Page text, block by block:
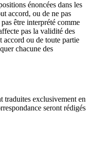
énoncées dans les
accord, ou de ne pas
être interprété comme
pas la validité des
accord ou de toute partie
chacune des
traduites exclusivement en
seront rédigés